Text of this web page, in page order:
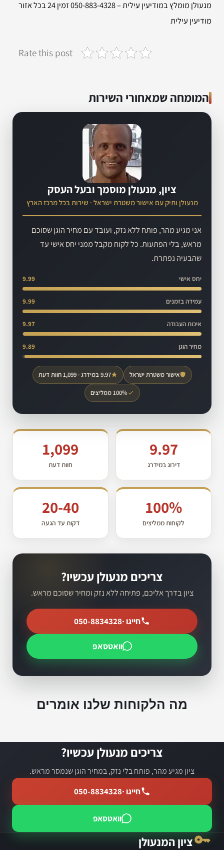
מנעולן מומלץ במודיעין עילית – 050-883-4328 זמין 24 בכל אזור
מודיעין עילית
Rate this post
המומחה שמאחורי השירות
ציון, מנעולן מוסמך ובעל העסק
מנעולן ותיק עם אישור משטרת ישראל · שירות בכל מרכז הארץ
אני מגיע מהר, פותח ללא נזק, ועובד עם מחיר הוגן שסוכם
מראש, בלי הפתעות. כל לקוח מקבל ממני יחס אישי עד
שהבעיה נפתרת.
יחס אישי 9.99
עמידה בזמנים 9.99
איכות העבודה 9.97
מחיר הוגן 9.89
אישור משטרת ישראל 9.97 במידרג · 1,099 חוות דעת
100% ממליצים
9.97
דירוג במידרג
1,099
חוות דעת
100%
לקוחות ממליצים
20-40
דקות עד הגעה
צריכים מנעולן עכשיו?
ציון בדרך אליכם, פתיחה ללא נזק ומחיר שסוכם מראש.
חייגו ·050-8834328
וואטסאפ
מה הלקוחות שלנו אומרים
צריכים מנעולן עכשיו?
ציון מגיע מהר, פותח בלי נזק, במחיר הוגן שנמסר מראש.
חייגו ·050-8834328
וואטסאפ
ציון המנעולן